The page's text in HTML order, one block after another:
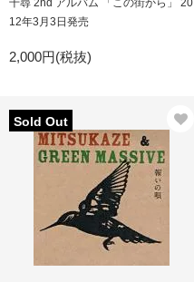
千尋 2nd アルバム 「この街から」 20
12年3月3日発売
2,000円(税抜)
Sold Out